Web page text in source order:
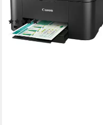
Multifunktionsdrucker
(1)
ab 107,99 €
lieferbar - in 2-3 Werktagen bei dir